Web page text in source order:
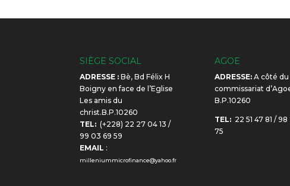
SIÈGE SOCIAL
ADRESSE : Bè, Bd Félix H
Boigny en face de l’Eglise
Les amis du
christ.B.P.10260
TEL: (+228) 22 27 04 13 /
99 03 69 59
EMAIL :
milleniummicrofinance@yahoo.fr
AGOE
ADRESSE: A côté du
commissariat
B.P.10260
TEL: 22 51 47 81 /
75